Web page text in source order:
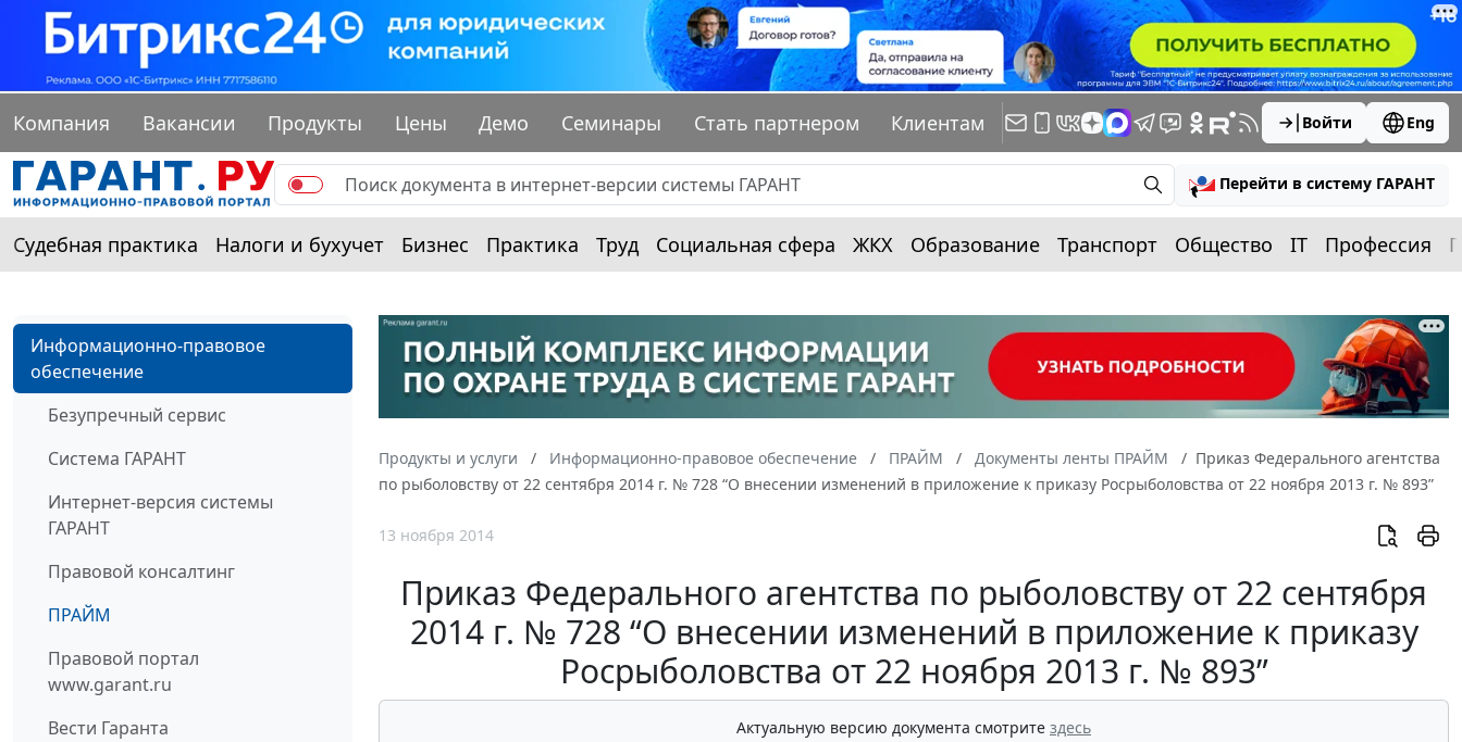
Компания Вакансии Продукты Цены Демо Семинары Стать партнером Клиентам Войти Eng
Перейти в систему ГАРАНТ
Судебная практика Налоги и бухучет Бизнес Практика Труд Социальная сфера ЖКХ Образование Транспорт Общество IT Профессия
Информационно-правовое
обеспечение
Безупречный сервис
Система ГАРАНТ
Интернет-версия системы
ГАРАНТ
Правовой консалтинг
ПРАЙМ
Правовой портал
www.garant.ru
Вести Гаранта
Продукты и услуги Информационно-правовое обеспечение ПРАЙМ Документы ленты ПРАЙМ
Приказ Федерального агентства
по рыболовству от 22 сентября 2014 г. № 728 “О внесении изменений в приложение к приказу Росрыболовства от 22 ноября 2013 г. № 893”
13 ноября 2014
Приказ Федерального агентства по рыболовству от 22 сентября
2014 г. № 728 “О внесении изменений в приложение к приказу
Росрыболовства от 22 ноября 2013 г. № 893”
Актуальную версию документа смотрите здесь